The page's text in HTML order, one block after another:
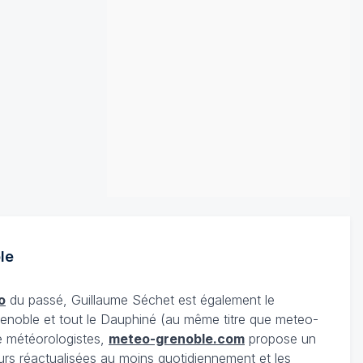
du passé, Guillaume Séchet est également le
et tout le Dauphiné (au même titre que meteo-
meteo-grenoble.com propose un
réactualisées au moins quotidiennement et les